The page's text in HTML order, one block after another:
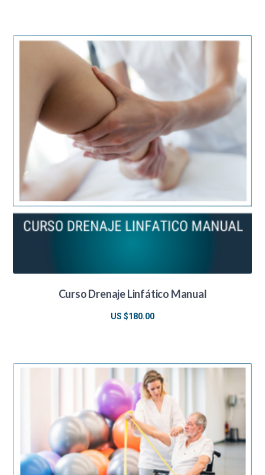
Curso Drenaje Linfático Manual
US $180.00